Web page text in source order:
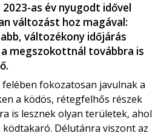
as év nyugodt idővel
változást hoz magával:
változékony időjárás
megszokottnál továbbra is
fokozatosan javulnak a
a ködös, rétegfelhős részek
is lesznek olyan területek, ahol
ködtakaró. Délutánra viszont az